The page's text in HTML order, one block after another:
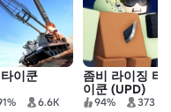
이쿤
6.6K
좀비 라이징 타
이쿤 (UPD)
94% 373